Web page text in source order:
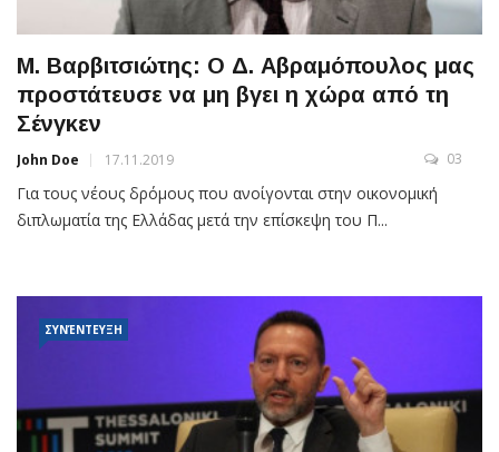
Μ. Βαρβιτσιώτης: Ο Δ. Αβραμόπουλος μας
προστάτευσε να μη βγει η χώρα από τη
Σένγκεν
John Doe 17.11.2019 03
Για τους νέους δρόμους που ανοίγονται στην οικονομική
διπλωματία της Ελλάδας μετά την επίσκεψη του Π...
ΣΥΝΈΝΤΕΥΞΗ